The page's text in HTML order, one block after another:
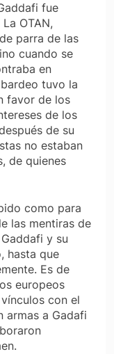
fue
OTAN,
parra de las
cuando se
en
tuvo la
favor de los
de los
de su
no estaban
de quienes
como para
las mentiras de
y su
hasta que
Es de
europeos
con el
armas a Gadafi